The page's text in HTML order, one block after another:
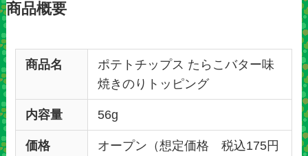
商品概要
商品名
ポテトチップス たらこバター味
焼きのりトッピング
内容量 56g
価格
オープン（想定価格 税込175円